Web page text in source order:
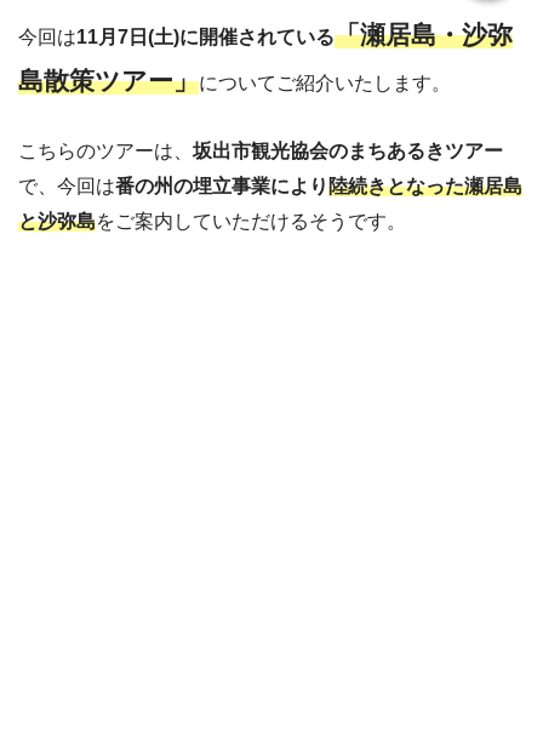
今回は11月7日(土)に開催されている「瀬居島・沙弥
島散策ツアー」についてご紹介いたします。
こちらのツアーは、 坂出市観光協会のまちあるきツアー
で、今回は番の州の埋立事業により陸続きとなった瀬居島
と沙弥島をご案内していただけるそうです。